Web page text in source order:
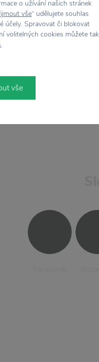
o užívání našich stránek
vše“ udělujete souhlas
účely. Spravovat či blokovat
volitelných cookies můžete
.
vše